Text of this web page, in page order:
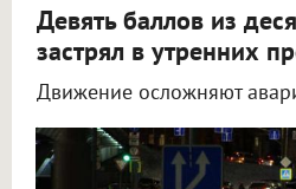
Девять баллов из
застрял в утренних
Движение осложняют